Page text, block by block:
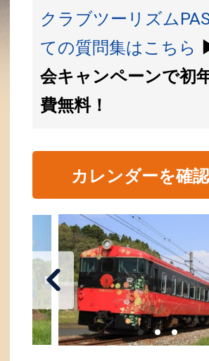
クラブツーリズム
ての質問集はこちら
会キャンペーンで初
費無料！
カレンダーを確